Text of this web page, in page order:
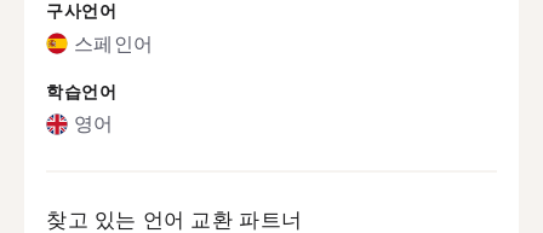
구사언어
스페인어
학습언어
영어
찾고 있는 언어 교환 파트너